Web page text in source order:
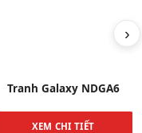
Tranh Galaxy NDGA6
XEM CHI TIẾT
›